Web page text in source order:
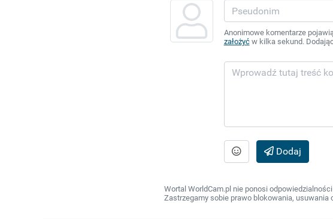
Anonimowe komentarze
założyćw kilka sekund.
Dodaj
Wortal WorldCam.pl nie ponosi
Zastrzegamy sobie prawo blokowania,